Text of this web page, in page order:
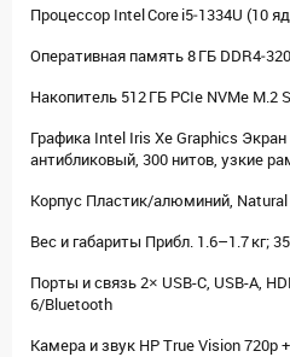
Процессор Intel Core i5‑1334U (10
Оперативная память 8 ГБ
Накопитель 512 ГБ PCIe NVMe M.2
Графика Intel Iris Xe Graphics Экран
антибликовый, 300 нитов, узкие
Корпус Пластик/алюминий, Natural
Вес и габариты Прибл. 1.6–1.7 кг;
Порты и связь 2× USB-C, USB-A,
6/Bluetooth
Камера и звук HP True Vision